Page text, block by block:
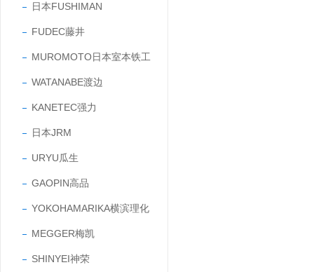
日本FUSHIMAN
FUDEC藤井
MUROMOTO日本室本铁工
WATANABE渡边
KANETEC强力
日本JRM
URYU瓜生
GAOPIN高品
YOKOHAMARIKA横滨理化
MEGGER梅凯
SHINYEI神荣